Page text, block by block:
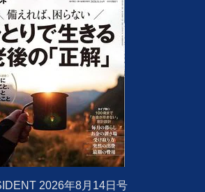
2026年8月14日号